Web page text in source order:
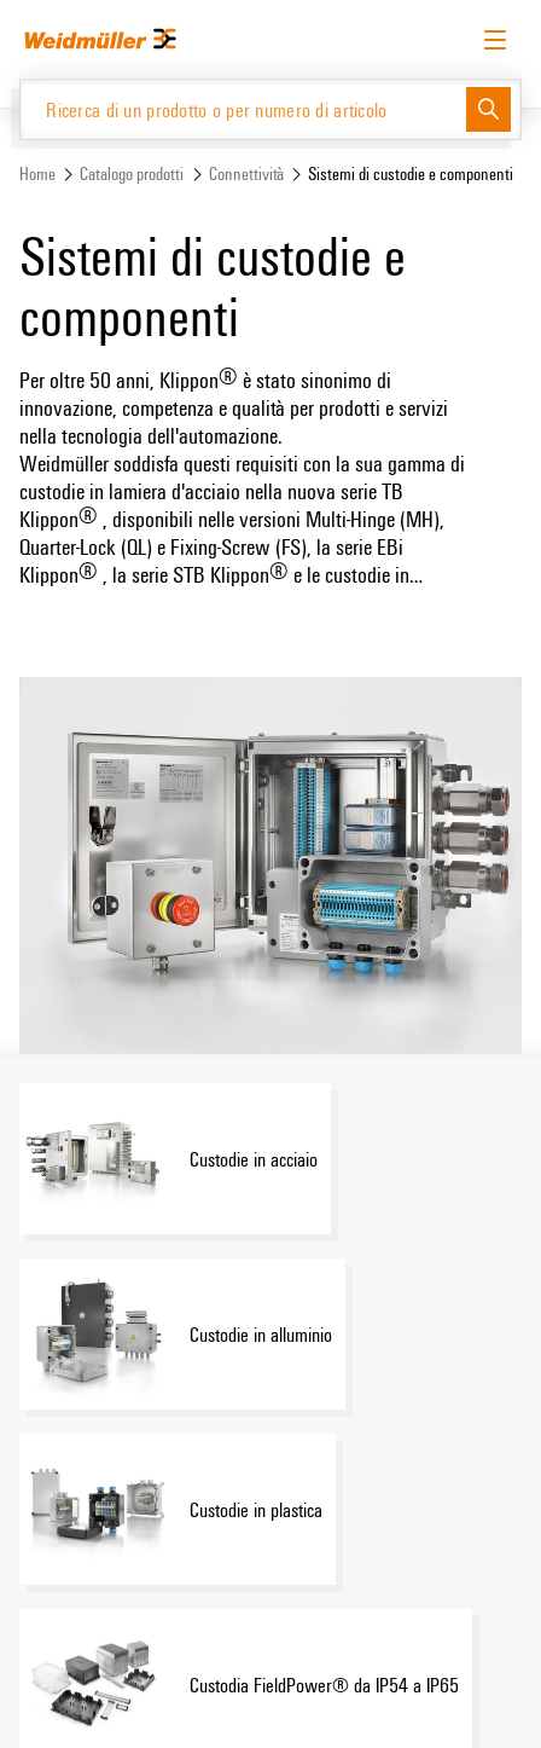
Italiano Richiedere l’accesso Accesso
Website Support Center
Catalogo prodotti
Home Catalogo prodotti Connettività Sistemi di custodie e componenti
Sistemi di custodie e
componenti
Per oltre 50 anni, Klippon® è stato sinonimo di
innovazione, competenza e qualità per prodotti e servizi
nella tecnologia dell'automazione.
Weidmüller soddisfa questi requisiti con la sua gamma di
custodie in lamiera d'acciaio nella nuova serie TB
Klippon® , disponibili nelle versioni Multi-Hinge (MH),
Quarter-Lock (QL) e Fixing-Screw (FS), la serie EBi
Klippon® , la serie STB Klippon® e le custodie in
Indipendentemente dall'applicazione progettata,
esigenze specifiche - e servizi personalizzati: custodie pronte
all'uso con configurazioni speciali quali morsettiere,
forature, pressacavi, feritoie, rivestimenti speciali ecc.
Custodie in acciaio
Custodie in alluminio
Custodie in plastica
Custodia FieldPower® da IP54 a IP65